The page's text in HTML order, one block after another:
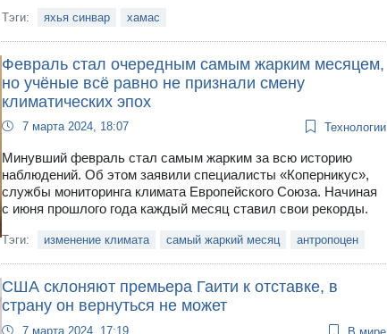
Тэги: яхья синвар хамас
Февраль стал очередным самым жарким месяцем,
но учёные всё равно не признали смену
климатических эпох
7 марта 2024, 18:07 Технологии
Минувший февраль стал самым жарким за всю историю
наблюдений. Об этом заявили специалисты «Коперникус»,
службы мониторинга климата Европейского Союза. Начиная
с июня прошлого года каждый месяц ставил свои рекорды.
Тэги: изменение климата самый жаркий месяц антропоцен
США склоняют премьера Гаити к отставке, в
страну он вернуться не может
7 марта 2024, 17:19